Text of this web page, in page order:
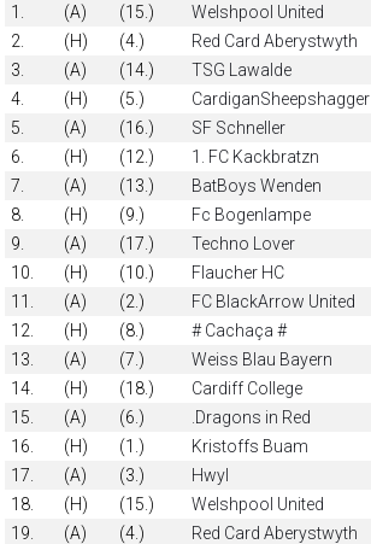
1.
(A) (15.) Welshpool United
2.
(H) (4.) Red Card Aberystwyth
3.
(A) (14.) TSG Lawalde
4.
(H) (5.) CardiganSheepshagger
5.
(A) (16.) SF Schneller
6.
(H) (12.) 1. FC Kackbratzn
7.
(A) (13.) BatBoys Wenden
8.
(H) (9.) Fc Bogenlampe
9.
(A) (17.) Techno Lover
10.
(H) (10.) Flaucher HC
11.
(A) (2.) FC BlackArrow United
12.
(H) (8.) # Cachaça #
13.
(A) (7.) Weiss Blau Bayern
14.
(H) (18.) Cardiff College
15.
(A) (6.) .Dragons in Red
16.
(H) (1.) Kristoffs Buam
17.
(A) (3.) Hwyl
18.
(H) (15.) Welshpool United
19.
(A) (4.) Red Card Aberystwyth